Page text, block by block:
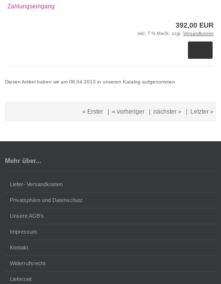
Zahlungseingang
392,00 EUR
inkl. 7 % MwSt. zzgl. Versandkosten
Diesen Artikel haben wir am 08.04.2013 in unseren Katalog aufgenommen.
« Erster « vorheriger nächster » Letzter »
Mehr über...
Liefer- Versandkosten
Privatsphäre und Datenschutz
Unsere AGB's
Impressum
Kontakt
Widerrufsrecht
Lieferzeit